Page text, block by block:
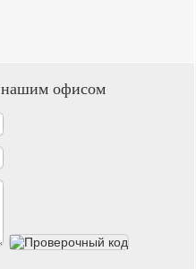
нашим офисом